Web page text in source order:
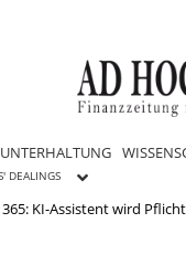
UNTERHALTUNG
DEALINGS
KI-Assistent wird